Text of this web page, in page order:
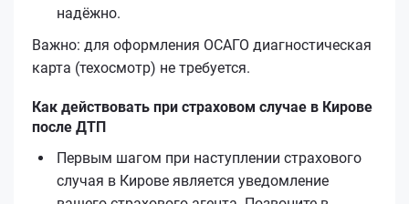
надёжно.
Важно: для оформления ОСАГО диагностическая
карта (техосмотр) не требуется.
Как действовать при страховом случае в Кирове
после ДТП
Первым шагом при наступлении страхового
случая в Кирове является уведомление